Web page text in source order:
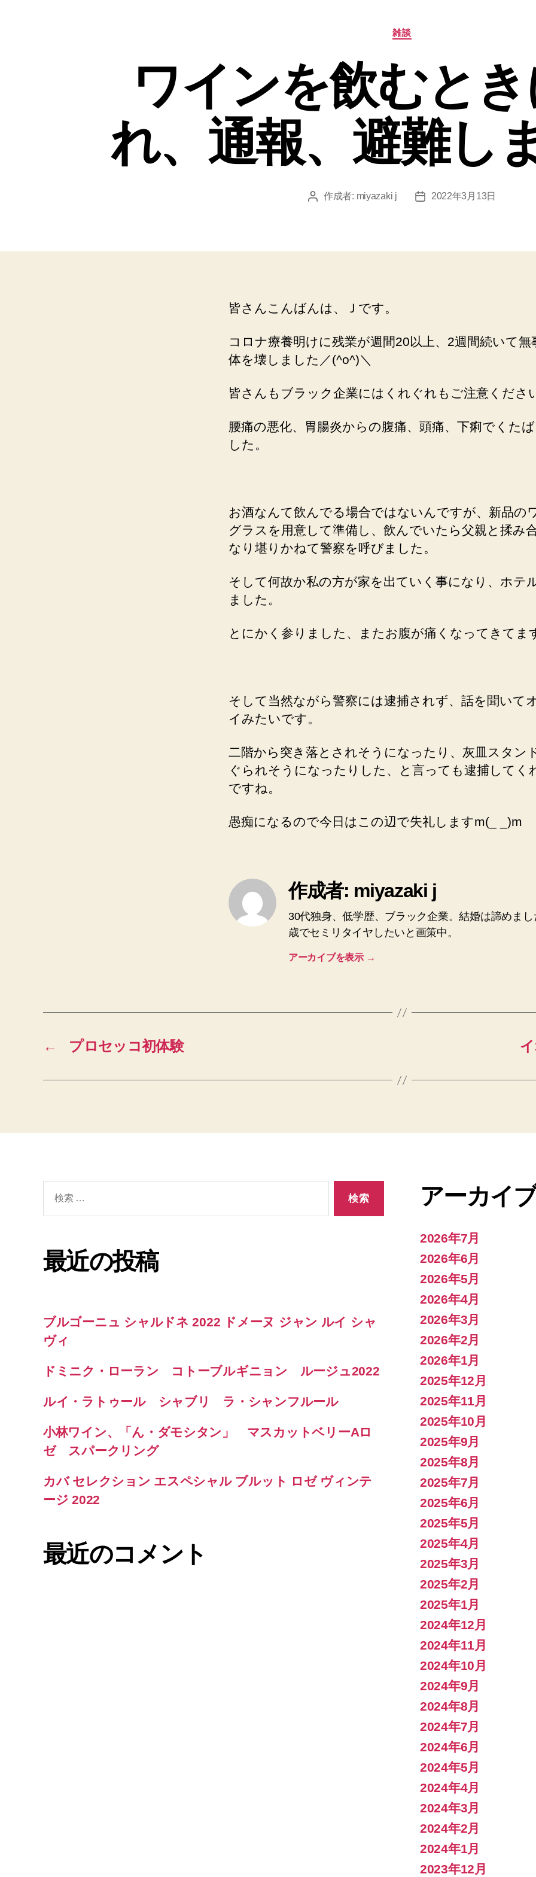
カ
テ
リ
雑談
ワインを飲むと
れ、通報、避難し
投 作成者: miyazaki j
投
2022年3月13日
皆さんこんばんは、Ｊです。
コロナ療養明けに残業が週間20以上、2週間続いて無
体を壊しました／(^o^)＼
皆さんもブラック企業にはくれぐれもご注意くださ
腰痛の悪化、胃腸炎からの腹痛、頭痛、下痢でくた
した。
お酒なんて飲んでる場合ではないんですが、新品の
グラスを用意して準備し、飲んでいたら父親と揉み
なり堪りかねて警察を呼びました。
そして何故か私の方が家を出ていく事になり、ホテ
ました。
とにかく参りました、またお腹が痛くなってきてま
そして当然ながら警察には逮捕されず、話を聞いて
イみたいです。
二階から突き落とされそうになったり、灰皿スタン
ぐられそうになったりした、と言っても逮捕してく
ですね。
愚痴になるので今日はこの辺で失礼しますm(_ _)m
作成者: miyazaki j
30代独身、低学歴、ブラック企業。結婚は諦めまし
歳でセミリタイヤしたいと画策中。
アーカイブを表示 →
← プロセッコ初体験
最近の投稿
ブルゴーニュ シャルドネ 2022 ドメーヌ ジャン ルイ シャ
ヴィ
ドミニク・ローラン コトーブルギニョン ルージュ2022
ルイ・ラトゥール シャブリ ラ・シャンフルール
小林ワイン、「ん・ダモシタン」 マスカットベリーAロ
ゼ スパークリング
カバ セレクション エスペシャル ブルット ロゼ ヴィンテ
ージ 2022
最近のコメント
アーカイ
2026年7月
2026年6月
2026年5月
2026年4月
2026年3月
2026年2月
2026年1月
2025年12月
2025年11月
2025年10月
2025年9月
2025年8月
2025年7月
2025年6月
2025年5月
2025年4月
2025年3月
2025年2月
2025年1月
2024年12月
2024年11月
2024年10月
2024年9月
2024年8月
2024年7月
2024年6月
2024年5月
2024年4月
2024年3月
2024年2月
2024年1月
2023年12月